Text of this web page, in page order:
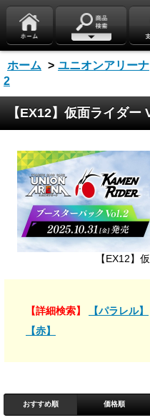
ホーム > ユニオンアリーナ
2
【EX12】仮面ライダー
【EX12】
【詳細検索】 【パラレル】
【赤】
おすすめ順 価格順